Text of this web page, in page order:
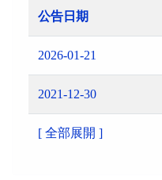
公告日期
2026-01-21
2021-12-30
[ 全部展開 ]